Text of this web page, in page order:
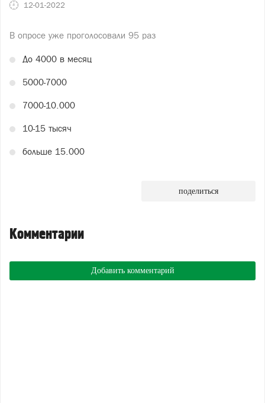
12-01-2022
В опросе уже проголосовали 95 раз
До 4000 в месяц
5000-7000
7000-10.000
10-15 тысяч
больше 15.000
поделиться
Комментарии
Добавить комментарий